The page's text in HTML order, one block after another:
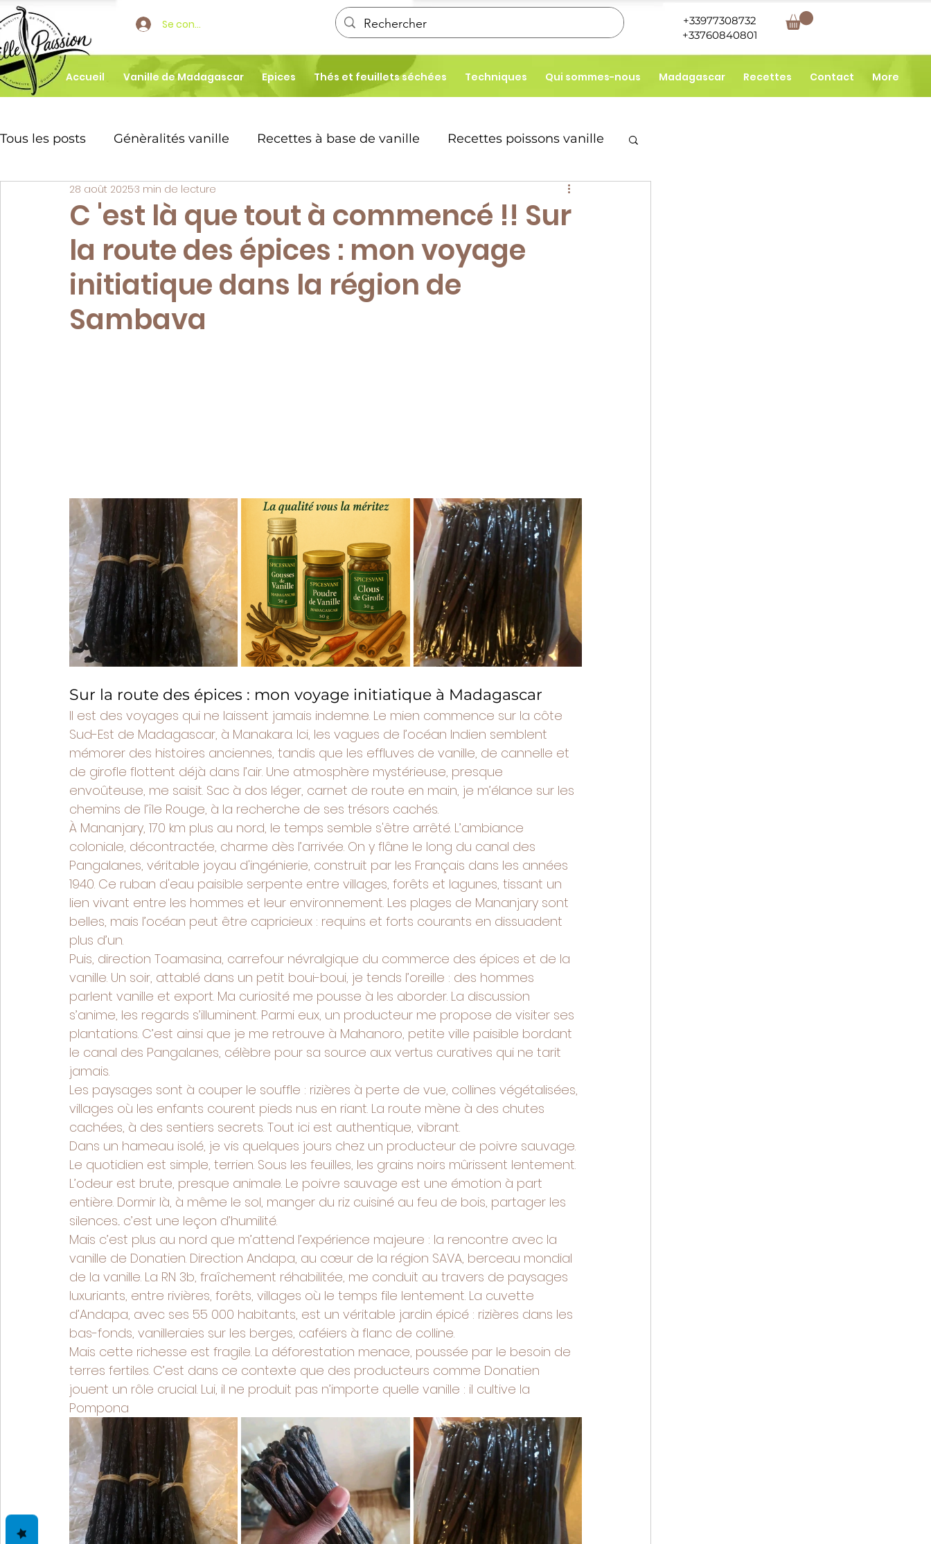
Se connecter
+33977308732
+33760840801
Accueil Vanille de Madagascar Epices Thés et feuillets séchées Techniques Qui sommes-nous Madagascar Recettes Contact More
Tous les posts Génèralités vanille Recettes à base de vanille Recettes poissons vanille
Boissons parfumée vanille
🌿 Tout sur la vanille Bourbon de M Recette desserts
C 'est là que tout à commencé !! Sur
la route des épices : mon voyage
initiatique dans la région de
Sambava
28 août 20253 min de lecture
Sur la route des épices : mon voyage initiatique à Madagascar
Il est des voyages qui ne laissent jamais indemne. Le mien commence sur la côte
Sud-Est de Madagascar, à Manakara. Ici, les vagues de l’océan Indien semblent
mémorer des histoires anciennes, tandis que les effluves de vanille, de cannelle et
de girofle flottent déjà dans l’air. Une atmosphère mystérieuse, presque
envoûteuse, me saisit. Sac à dos léger, carnet de route en main, je m’élance sur les
chemins de l’île Rouge, à la recherche de ses trésors cachés.
À Mananjary, 170 km plus au nord, le temps semble s'être arrêté. L’ambiance
coloniale, décontractée, charme dès l’arrivée. On y flâne le long du canal des
Pangalanes, véritable joyau d'ingénierie, construit par les Français dans les années
1940. Ce ruban d'eau paisible serpente entre villages, forêts et lagunes, tissant un
lien vivant entre les hommes et leur environnement. Les plages de Mananjary sont
belles, mais l’océan peut être capricieux : requins et forts courants en dissuadent
plus d’un.
Puis, direction Toamasina, carrefour névralgique du commerce des épices et de la
vanille. Un soir, attablé dans un petit boui-boui, je tends l’oreille : des hommes
parlent vanille et export. Ma curiosité me pousse à les aborder. La discussion
s’anime, les regards s’illuminent. Parmi eux, un producteur me propose de visiter ses
plantations. C’est ainsi que je me retrouve à Mahanoro, petite ville paisible bordant
le canal des Pangalanes, célèbre pour sa source aux vertus curatives qui ne tarit
jamais.
Les paysages sont à couper le souffle : rizières à perte de vue, collines végétalisées,
villages où les enfants courent pieds nus en riant. La route mène à des chutes
cachées, à des sentiers secrets. Tout ici est authentique, vibrant.
Dans un hameau isolé, je vis quelques jours chez un producteur de poivre sauvage.
Le quotidien est simple, terrien. Sous les feuilles, les grains noirs mûrissent lentement.
L’odeur est brute, presque animale. Le poivre sauvage est une émotion à part
entière. Dormir là, à même le sol, manger du riz cuisiné au feu de bois, partager les
silences... c’est une leçon d’humilité.
Mais c’est plus au nord que m’attend l’expérience majeure : la rencontre avec la
vanille de Donatien. Direction Andapa, au cœur de la région SAVA, berceau mondial
de la vanille. La RN 3b, fraîchement réhabilitée, me conduit au travers de paysages
luxuriants, entre rivières, forêts, villages où le temps file lentement. La cuvette
d’Andapa, avec ses 55 000 habitants, est un véritable jardin épicé : rizières dans les
bas-fonds, vanilleraies sur les berges, caféiers à flanc de colline.
Mais cette richesse est fragile. La déforestation menace, poussée par le besoin de
terres fertiles. C’est dans ce contexte que des producteurs comme Donatien
jouent un rôle crucial. Lui, il ne produit pas n’importe quelle vanille : il cultive la
Pompona